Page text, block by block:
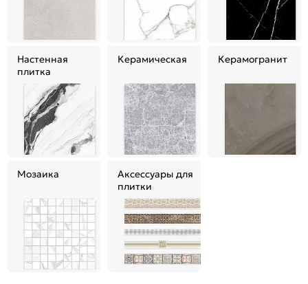
Настенная
плитка
Керамическая Керамогранит
Мозаика
Аксессуары для
плитки